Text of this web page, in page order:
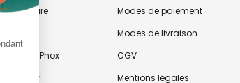
faire
Phox
newsletter
Modes de paiement
Modes de livraison
CGV
Mentions légales